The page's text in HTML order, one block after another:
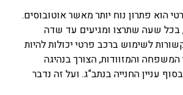
הוא פתרון נוח יותר מאשר אוטובוסים.
בכל שעה שתרצו ומגיעים עד שדה
לשימוש ברכב פרטי יכולות להיות
והמזוודות, הצורך בנהיגה
עניין החנייה בנתב“ג. ועל זה נדבר